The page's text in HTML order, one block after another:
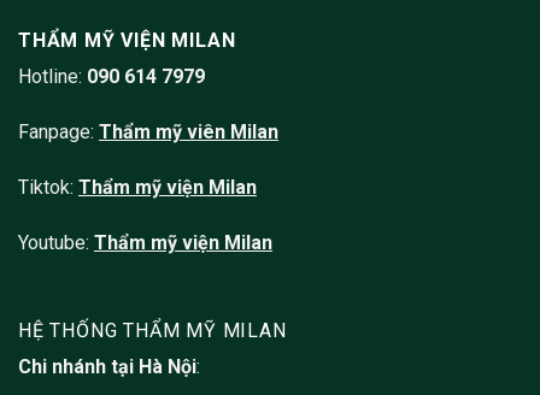
THẨM MỸ VIỆN MILAN
Hotline: 090 614 7979
Fanpage: Thẩm mỹ viên Milan
Tiktok: Thẩm mỹ viện Milan
Youtube: Thẩm mỹ viện Milan
HỆ THỐNG THẨM MỸ MILAN
Chi nhánh tại Hà Nội: